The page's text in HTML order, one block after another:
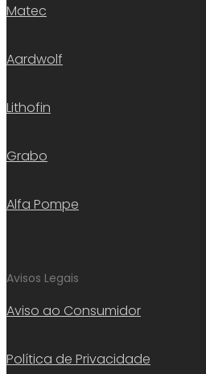
Matec
Aardwolf
Lithofin
Grabo
Alfa Pompe
Avisos Legais
Aviso ao Consumidor
Política de Privacidade